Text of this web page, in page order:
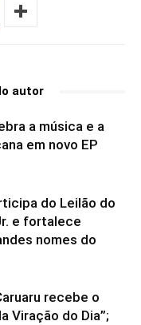
autor
a música e a
em novo EP
do Leilão do
e fortalece
nomes do
recebe o
Viração do Dia”;